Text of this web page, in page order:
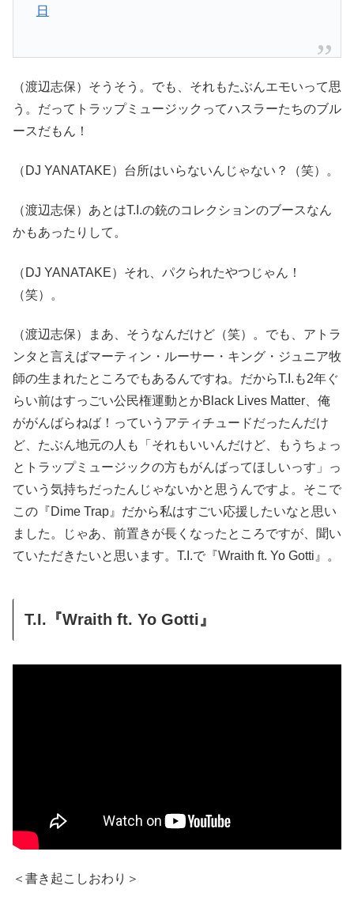
日
（渡辺志保）そうそう。でも、それもたぶんエモいって思
う。だってトラップミュージックってハスラーたちのブル
ースだもん！
（DJ YANATAKE）台所はいらないんじゃない？（笑）。
（渡辺志保）あとはT.I.の銃のコレクションのブースなん
かもあったりして。
（DJ YANATAKE）それ、パクられたやつじゃん！
（笑）。
（渡辺志保）まあ、そうなんだけど（笑）。でも、アトラ
ンタと言えばマーティン・ルーサー・キング・ジュニア牧
師の生まれたところでもあるんですね。だからT.I.も2年ぐ
らい前はすっごい公民権運動とかBlack Lives Matter、俺
ががんばらねば！っていうアティチュードだったんだけ
ど、たぶん地元の人も「それもいいんだけど、もうちょっ
とトラップミュージックの方もがんばってほしいっす」っ
ていう気持ちだったんじゃないかと思うんですよ。そこで
この『Dime Trap』だから私はすごい応援したいなと思い
ました。じゃあ、前置きが長くなったところですが、聞い
ていただきたいと思います。T.I.で『Wraith ft. Yo Gotti』。
T.I.『Wraith ft. Yo Gotti』
＜書き起こしおわり＞